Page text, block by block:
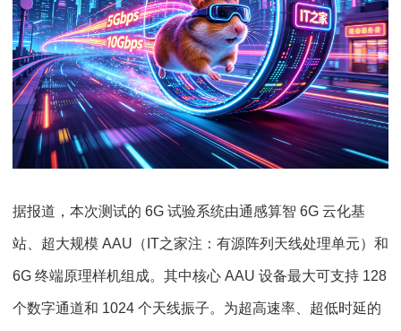
据报道，本次测试的 6G 试验系统由通感算智 6G 云化基
站、超大规模 AAU（IT之家注：有源阵列天线处理单元）和
6G 终端原理样机组成。其中核心 AAU 设备最大可支持 128
个数字通道和 1024 个天线振子。为超高速率、超低时延的